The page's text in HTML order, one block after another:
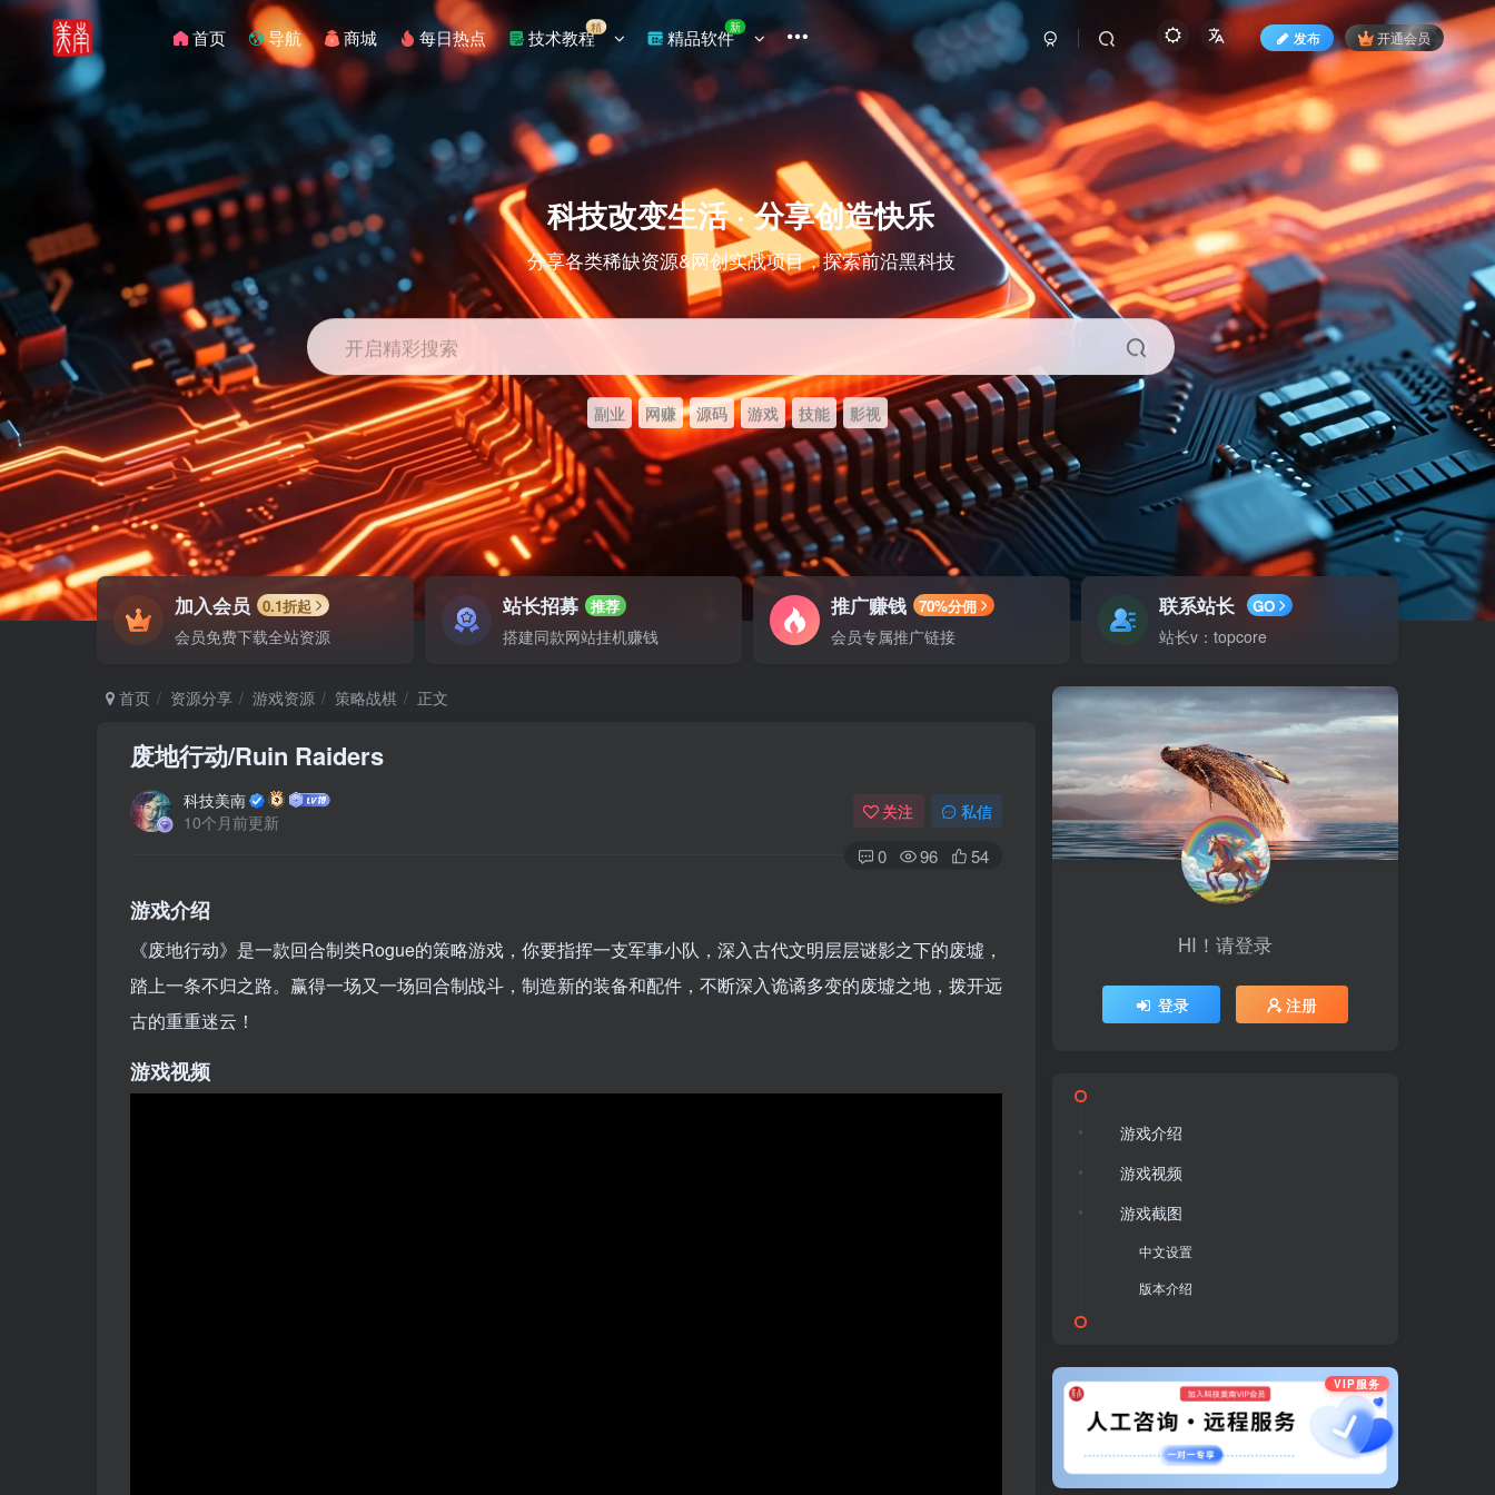
首页 导航 商城 每日热点 技术教程精 精品软件新
发布 开通会员
科技改变生活 · 分享创造快乐
分享各类稀缺资源&网创实战项目，探索前沿黑科技
开启精彩搜索
副业 网赚 源码 游戏 技能 影视
加入会员 0.1折起
会员免费下载全站资源
站长招募 推荐
搭建同款网站挂机赚钱
推广赚钱 70%分佣
会员专属推广链接
联系站长 GO
站长v：topcore
首页 资源分享 游戏资源 策略战棋 正文
废地行动/Ruin Raiders
科技美南
10个月前更新
关注 私信
0 96 54
游戏介绍
《废地行动》是一款回合制类Rogue的策略游戏，你要指挥一支军事小队，深入古代文明层层谜影之下的废墟，
踏上一条不归之路。赢得一场又一场回合制战斗，制造新的装备和配件，不断深入诡谲多变的废墟之地，拨开远
古的重重迷云！
游戏视频
HI！请登录
登录 注册
游戏介绍
游戏视频
游戏截图
中文设置
版本介绍
VIP服务